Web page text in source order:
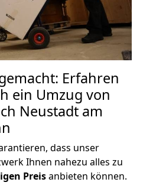
Erfahren
ein Umzug von
Neustadt am
dass unser
Ihnen nahezu alles zu
Preisanbieten können.